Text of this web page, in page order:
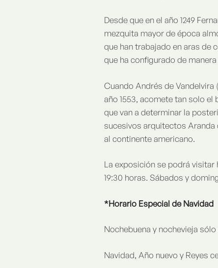
Desde que en el año 1249
mezquita mayor de época
que han trabajado en aras de
que ha configurado de
Cuando Andrés de Vandelvira
año 1553, acomete tan solo
que van a determinar la
sucesivos arquitectos Aranda
al continente americano.
La exposición se podrá visitar
19:30 horas. Sábados y
*Horario Especial de Navidad
Nochebuena y nochevieja
Navidad, Año nuevo y Reyes